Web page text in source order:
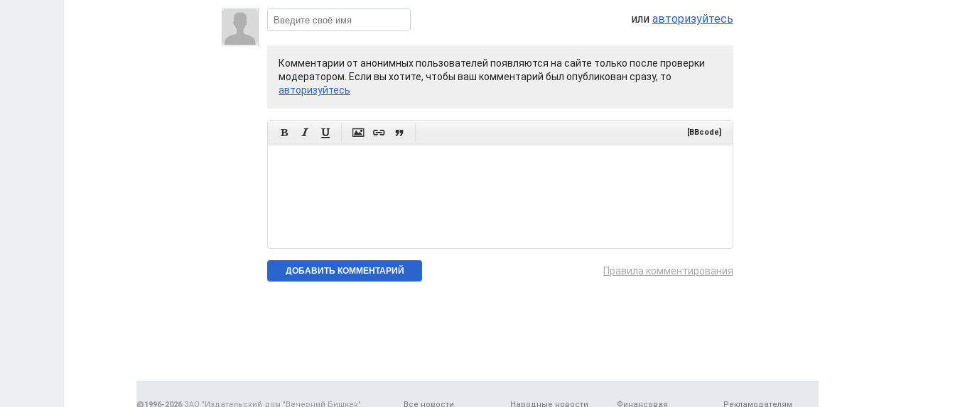
или авторизуйтесь
Комментарии от анонимных пользователей появляются на сайте только после проверки
модератором. Если вы хотите, чтобы ваш комментарий был опубликован сразу, то
авторизуйтесь
      [BBcode]
Правила комментирования
Все новости Народные новости Финансовая Рекламодателям
@1996-2026ЗАО "Издательский дом "Вечерний Бишкек"